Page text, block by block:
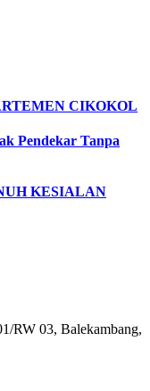
CIKOKOL
Pendekar Tanpa
KESIALAN
RW 03, Balekambang,